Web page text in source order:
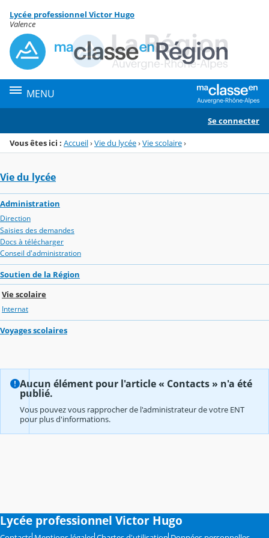
Menu de la rubrique
Contenu
Lycée professionnel Victor Hugo
Valence
MENU
Se connecter
Vous êtes ici : Accueil›Vie du lycée›Vie scolaire›
Vie du lycée
Administration
Direction
Saisies des demandes
Docs à télécharger
Conseil d'administration
Soutien de la Région
Vie scolaire
Internat
Voyages scolaires
Aucun élément pour l'article « Contacts » n'a été
publié.
Vous pouvez vous rapprocher de l'administrateur de votre ENT
pour plus d'informations.
Lycée professionnel Victor Hugo